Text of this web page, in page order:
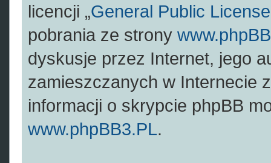
licencji „General Public License
pobrania ze strony
dyskusje przez Internet, jego
zamieszczanych w Internecie
informacji o skrypcie phpBB
www.phpBB3.PL.